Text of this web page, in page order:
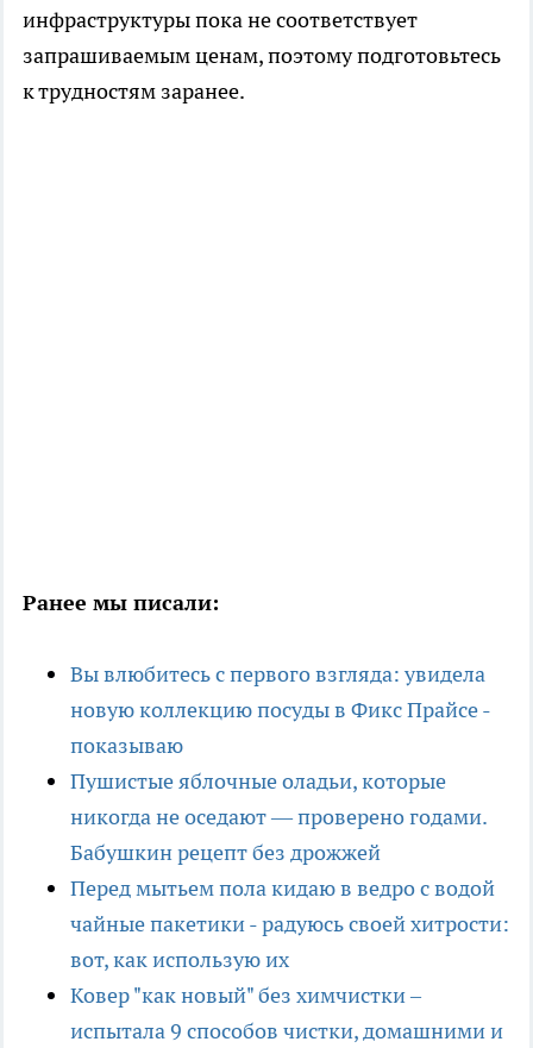
инфраструктуры пока не соответствует
запрашиваемым ценам, поэтому подготовьтесь
к трудностям заранее.
Ранее мы писали:
Вы влюбитесь с первого взгляда: увидела
новую коллекцию посуды в Фикс Прайсе -
показываю
Пушистые яблочные оладьи, которые
никогда не оседают — проверено годами.
Бабушкин рецепт без дрожжей
Перед мытьем пола кидаю в ведро с водой
чайные пакетики - радуюсь своей хитрости:
вот, как использую их
Ковер "как новый" без химчистки –
испытала 9 способов чистки, домашними и